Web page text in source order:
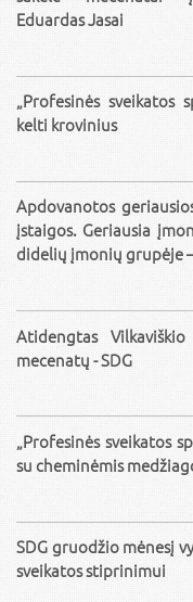
Eduardas Jasai
„Profesinės sveikatos
kelti krovinius
Apdovanotos
įstaigos. Geriausia
didelių įmonių grupėje –
Atidengtas
mecenatų - SDG
„Profesinės sveikatos
su cheminėmis
SDG gruodžio mėnesį
sveikatos stiprinimui